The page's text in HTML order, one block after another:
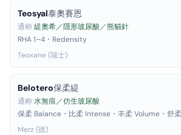
Teosyal泰奧賽恩
通称緹奧希／隱形玻尿酸／熊貓針
RHA 1–4・Redensity
Teoxane (瑞士)
Belotero保柔緹
通称水無痕／仿生玻尿酸
保柔 Balance・比柔 Intense・丰柔 Volume・舒
Merz (德)